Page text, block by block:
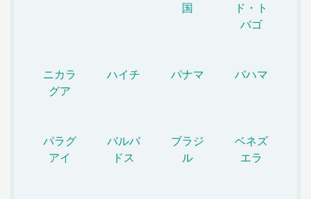
国
ド・ト
バゴ
ニカラ
グア
ハイチ パナマ バハマ
パラグ
アイ
バルバ
ドス
ブラジ
ル
ベネズ
エラ